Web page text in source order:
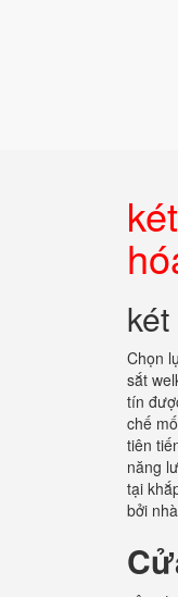
Chọn
sắt
tín
chế
tiên
năng
tại
bởi